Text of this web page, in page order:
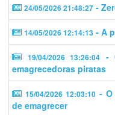
24/05/2026 21:48:27 -
14/05/2026 12:14:13 - A
19/04/2026 13:26:04 -
emagrecedoras piratas
15/04/2026 12:03:10- O
de emagrecer